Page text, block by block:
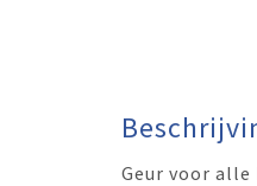
Geur voor